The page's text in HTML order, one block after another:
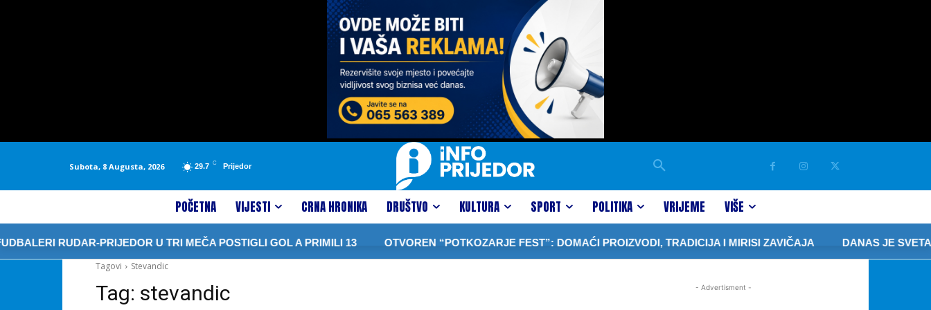
Subota, 8 Augusta, 2026 29.7 C Prijedor
POČETNA VIJESTI CRNA HRONIKA DRUŠTVO KULTURA SPORT POLITIKA VRIJEME VIŠE
RUDAR-PRIJEDOR U TRI MEČA POSTIGLI GOL A PRIMILI 13 OTVOREN “POTKOZARJE FEST”: DOMAĆI PROIZVODI, TRADICIJA I MIRISI ZAVIČAJA
DANAS JE SVETA
Tagovi
Stevandic
Tag: stevandic - Advertisment -